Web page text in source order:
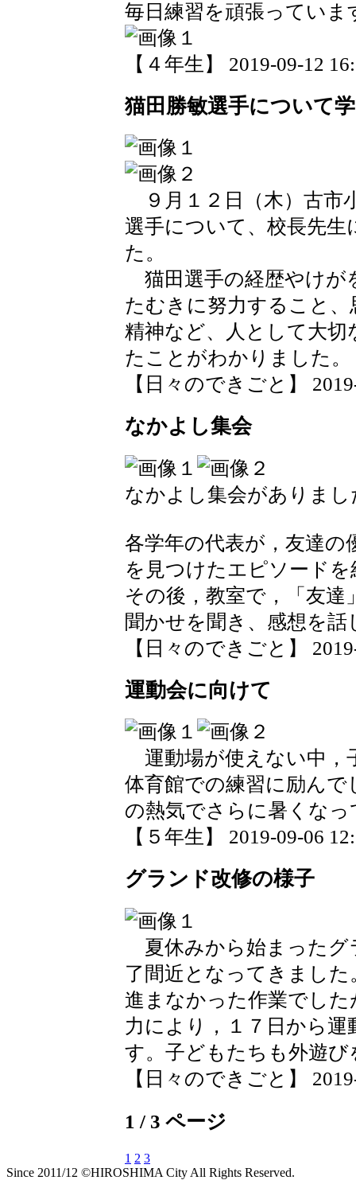
毎日練習を頑張っていま
【４年生】 2019-09-12
猫田勝敏選手について
９月１２日（木）古市
選手について、校長先
た。
猫田選手の経歴やけが
たむきに努力すること
精神など、人として大
たことがわかりました。
【日々のできごと】
なかよし集会
なかよし集会がありまし
各学年の代表が，友達
を見つけたエピソード
その後，教室で，「友
聞かせを聞き、感想を話
【日々のできごと】
運動会に向けて
運動場が使えない中，
体育館での練習に励んで
の熱気でさらに暑くな
【５年生】 2019-09-06
グランド改修の様子
夏休みから始まったグ
了間近となってきまし
進まなかった作業でし
力により，１７日から
す。子どもたちも外遊
【日々のできごと】
1 / 3 ページ
1 2 3
Since 2011/12 ©HIROSHIMA City All Rights Reserved.